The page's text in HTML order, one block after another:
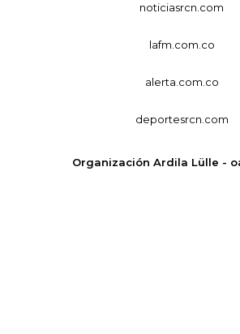
noticiasrcn.com
lafm.com.co
alerta.com.co
deportesrcn.com
Organización Ardila Lülle -